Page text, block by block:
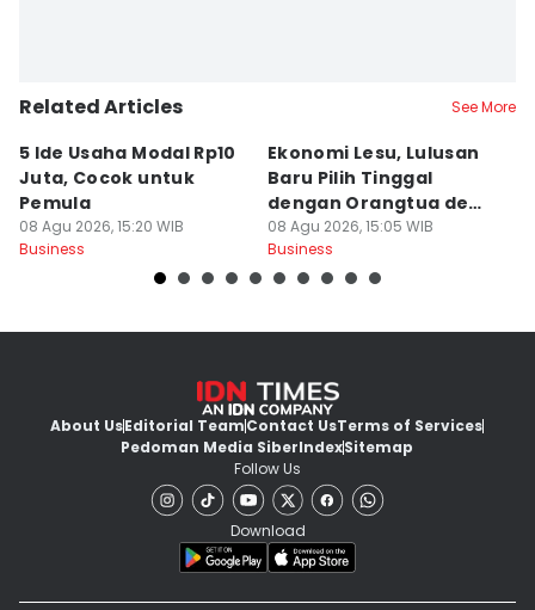
Related Articles See More
5 Ide Usaha Modal Rp10
Juta, Cocok untuk
Pemula
08 Agu 2026, 15:20 WIB
Business
Ekonomi Lesu, Lulusan
Baru Pilih Tinggal
dengan Orangtua demi
Berhemat
08 Agu 2026, 15:05 WIB
Business
About UsEditorial TeamContact UsTerms of Services
Pedoman Media SiberIndexSitemap
Follow Us
Download